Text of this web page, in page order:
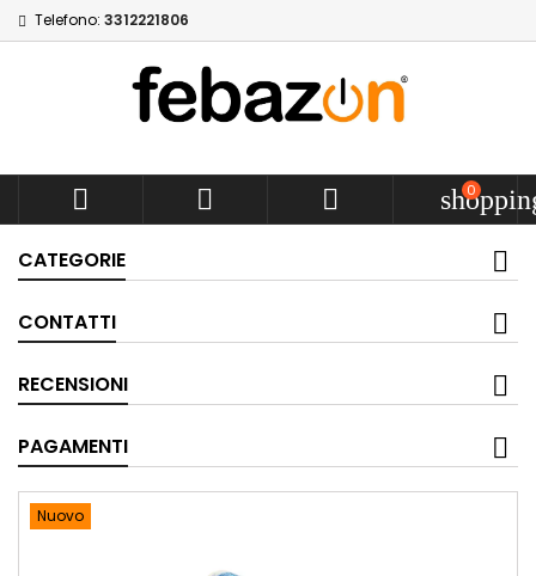
Telefono: 3312221806
   0
CATEGORIE
CONTATTI
RECENSIONI
PAGAMENTI
Nuovo